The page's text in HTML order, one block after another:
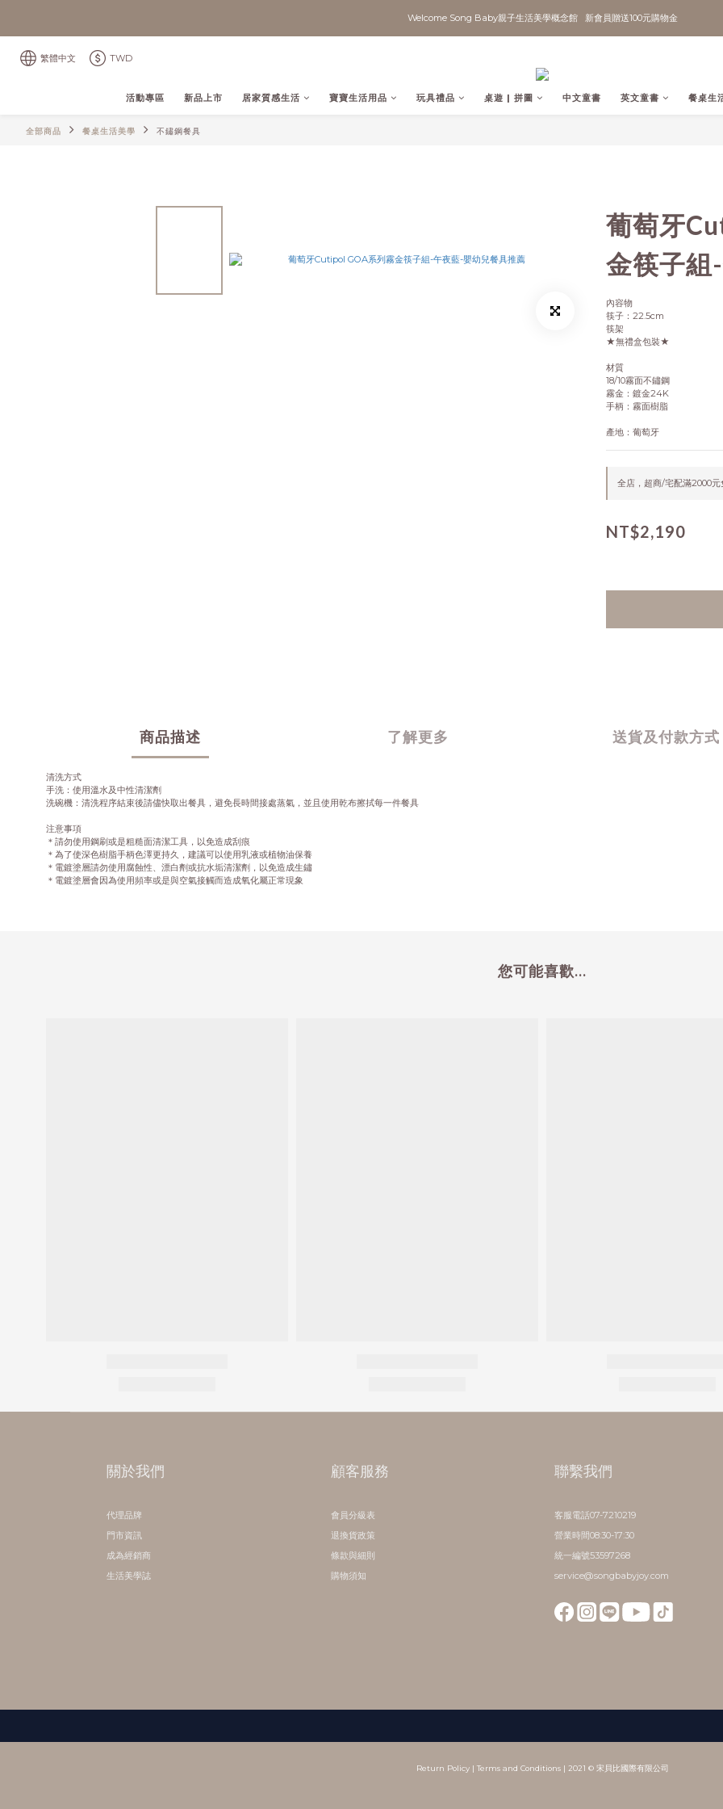
Welcome Song Baby親子生活美學概念館   新會員贈送100元購物金
繁體中文 TWD
活動專區 新品上市 居家質感生活 寶寶生活用品 玩具禮品 桌遊 | 拼圖 中文童書 英文童書 餐桌生
全部商品 餐桌生活美學 不鏽鋼餐具
葡萄牙
金筷子組
內容物
筷子：22.5cm
筷架
★無禮盒包裝★
材質
18/10霧面不鏽鋼
霧金：鍍金24K
手柄：霧面樹脂
產地：葡萄牙
全店，超商/宅配滿2000元
NT$2,190
商品描述 了解更多 送貨及付款方式
清洗方式
手洗：使用溫水及中性清潔劑
洗碗機：清洗程序結束後請儘快取出餐具，避免長時間接處蒸氣，並且使用乾布擦拭每一件餐具
注意事項
＊請勿使用鋼刷或是粗糙面清潔工具，以免造成刮痕
＊為了使深色樹脂手柄色澤更持久，建議可以使用乳液或植物油保養
＊電鍍塗層請勿使用腐蝕性、漂白劑或抗水垢清潔劑，以免造成生鏽
＊電鍍塗層會因為使用頻率或是與空氣接觸而造成氧化屬正常現象
您可能喜歡...
關於我們
代理品牌
門市資訊
成為經銷商
生活美學誌
顧客服務
會員分級表
退換貨政策
條款與細則
購物須知
聯繫我們
客服電話07-7210219
營業時間08:30-17:30
統一編號53597268
service@songbabyjoy.com
Return Policy| Terms and Conditions| 2021 © 宋貝比國際有限公司